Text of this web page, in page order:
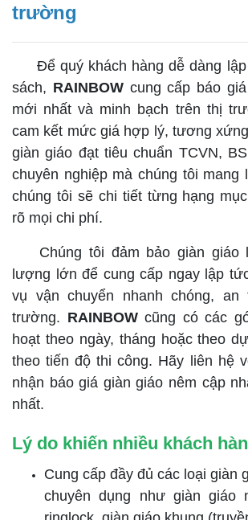
trường
Để quý khách hàng dễ dàng
sách, RAINBOWcung cấp báo
mới nhất và minh bạch trên thị
cam kết mức giá hợp lý, tương
giàn giáo đạt tiêu chuẩn TCVN,
chuyên nghiệp mà chúng tôi mang
chúng tôi sẽ chi tiết từng hạng
rõ mọi chi phí.
Chúng tôi đảm bảo giàn giáo
lượng lớn để cung cấp ngay lập
vụ vận chuyển nhanh chóng, an
trường. RAINBOW cũng có các
hoạt theo ngày, tháng hoặc theo
theo tiến độ thi công. Hãy liên hệ
nhận báo giá giàn giáo nêm cập
nhất.
Lý do khiến nhiều khách
Cung cấp đầy đủ các loại giàn
chuyên dụng như giàn giáo